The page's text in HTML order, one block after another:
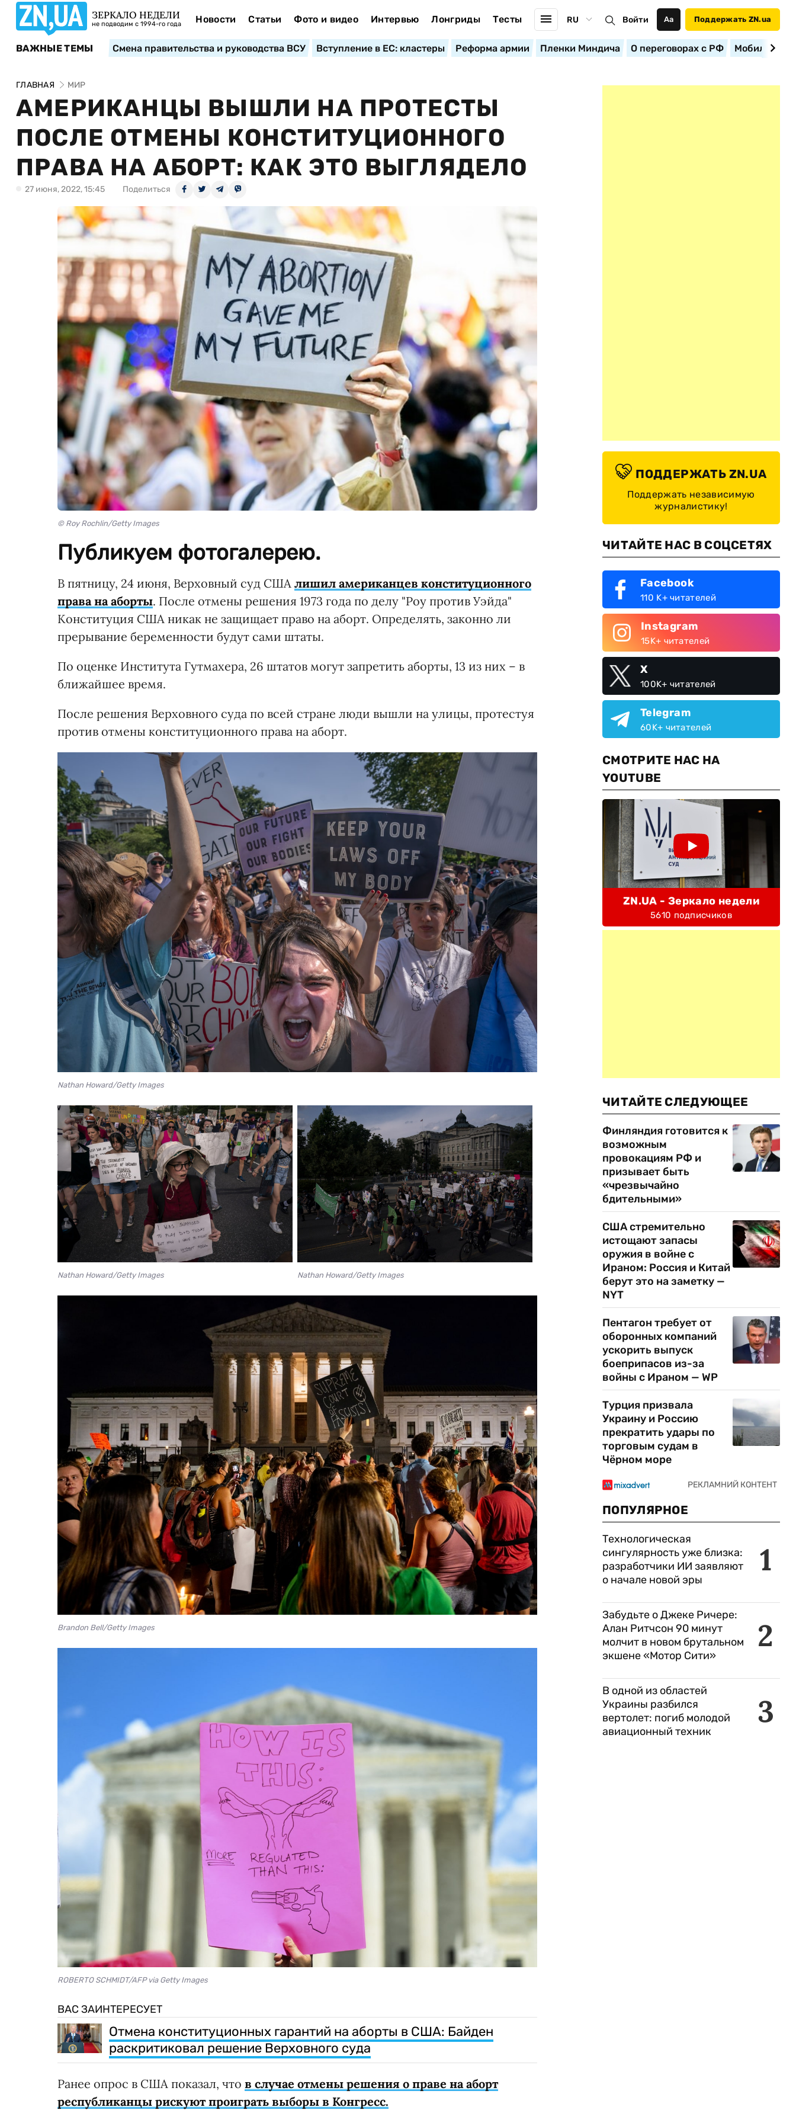
ЗЕРКАЛО НЕДЕЛИ
не подводим с 1994-го года Новости Статьи Фото и видео Интервью Лонгриды Тесты RU Войти Аа Поддержать ZN.ua
ВАЖНЫЕ ТЕМЫ Смена правительства и руководства ВСУ Вступление в ЕС: кластеры Реформа армии Пленки Миндича О переговорах с РФ
ГЛАВНАЯ МИР
АМЕРИКАНЦЫ ВЫШЛИ НА ПРОТЕСТЫ
ПОСЛЕ ОТМЕНЫ КОНСТИТУЦИОННОГО
ПРАВА НА АБОРТ: КАК ЭТО ВЫГЛЯДЕЛО
27 июня, 2022, 15:45 Поделиться
© Roy Rochlin/Getty Images
Публикуем фотогалерею.
В пятницу, 24 июня, Верховный суд США лишил американцев конституционного
права на аборты. После отмены решения 1973 года по делу "Роу против Уэйда"
Конституция США никак не защищает право на аборт. Определять, законно ли
прерывание беременности будут сами штаты.
По оценке Института Гутмахера, 26 штатов могут запретить аборты, 13 из них – в
ближайшее время.
После решения Верховного суда по всей стране люди вышли на улицы, протестуя
против отмены конституционного права на аборт.
Nathan Howard/Getty Images
Nathan Howard/Getty Images Nathan Howard/Getty Images
Brandon Bell/Getty Images
ROBERTO SCHMIDT/AFP via Getty Images
ВАС ЗАИНТЕРЕСУЕТ
Отмена конституционных гарантий на аборты в США: Байден
раскритиковал решение Верховного суда
Ранее опрос в США показал, что в случае отмены решения о праве на аборт
республиканцы рискуют проиграть выборы в Конгресс.
ПОДДЕРЖАТЬ ZN.UA
Поддержать независимую
журналистику!
ЧИТАЙТЕ НАС В СОЦСЕТЯХ
Facebook
110 K+ читателей
Instagram
15K+ читателей
X
100K+ читателей
Telegram
60K+ читателей
СМОТРИТЕ НАС НА
YOUTUBE
ZN.UA - Зеркало недели
5610 подписчиков
ЧИТАЙТЕ СЛЕДУЮЩЕЕ
Финляндия готовится к
возможным
провокациям РФ и
призывает быть
«чрезвычайно
бдительными»
США стремительно
истощают запасы
оружия в войне с
Ираном: Россия и Китай
берут это на заметку —
NYT
Пентагон требует от
оборонных компаний
ускорить выпуск
боеприпасов из-за
войны с Ираном — WP
Турция призвала
Украину и Россию
прекратить удары по
торговым судам в
Чёрном море
ПОПУЛЯРНОЕ
1
Технологическая
сингулярность уже близка:
разработчики ИИ заявляют
о начале новой эры
2
Забудьте о Джеке Ричере:
Алан Ритчсон 90 минут
молчит в новом брутальном
экшене «Мотор Сити»
3
В одной из областей
Украины разбился
вертолет: погиб молодой
авиационный техник